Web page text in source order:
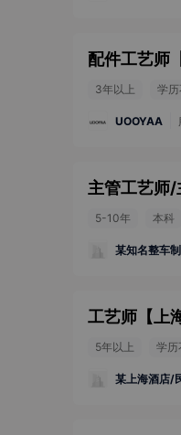
配件工艺师
3年以上 学
UOOYAA
主管工艺师/
5-10年 本科
某知名整车
工艺师 【 上
5年以上 学历
某上海酒店/